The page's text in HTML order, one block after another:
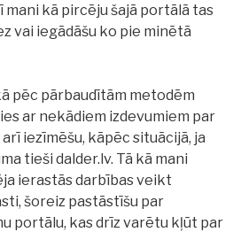
kā pircēju šajā portālā tas
vai iegādāšu ko pie minētā
pēc pārbaudītām metodēm
ar nekādiem izdevumiem par
iezīmēšu, kāpēc situācijā, ja
tieši dalder.lv. Tā kā mani
ierastās darbības veikt
šoreiz pastāstīšu par
portālu, kas drīz varētu kļūt par